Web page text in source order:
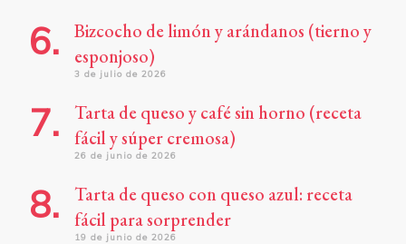
Bizcocho de limón y arándanos (tierno y
esponjoso)
3 de julio de 2026
Tarta de queso y café sin horno (receta
fácil y súper cremosa)
26 de junio de 2026
Tarta de queso con queso azul: receta
fácil para sorprender
19 de junio de 2026